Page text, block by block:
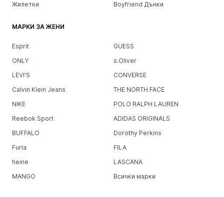
Жилетки
Boyfriend Дънки
МАРКИ ЗА ЖЕНИ
Esprit
GUESS
ONLY
s.Oliver
LEVI'S
CONVERSE
Calvin Klein Jeans
THE NORTH FACE
NIKE
POLO RALPH LAUREN
Reebok Sport
ADIDAS ORIGINALS
BUFFALO
Dorothy Perkins
Furla
FILA
heine
LASCANA
MANGO
Всички марки